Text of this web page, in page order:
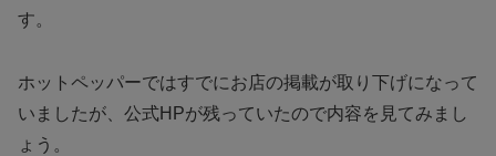
す。
ホットペッパーではすでにお店の掲載が取り下げになって
いましたが、公式HPが残っていたので内容を見てみまし
ょう。